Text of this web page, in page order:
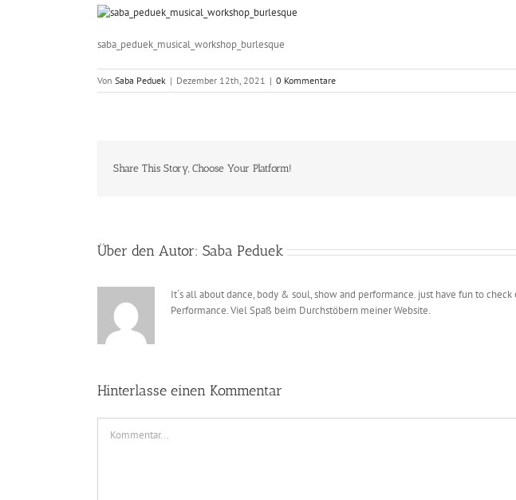
saba_peduek_musical_workshop_burlesque
Von Saba Peduek | Dezember 12th, 2021 | 0 Kommentare
Share This Story, Choose Your Platform!
Über den Autor: Saba Peduek
It´s all about dance, body & soul, show and performance. just have fun to
Performance. Viel Spaß beim Durchstöbern meiner Website.
Hinterlasse einen Kommentar